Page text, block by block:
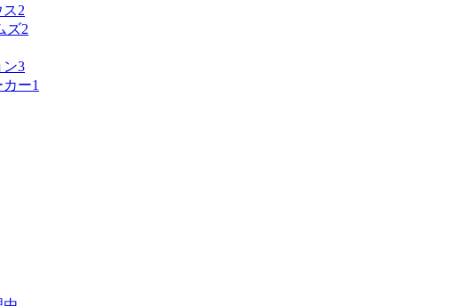
2
ズ2
ン3
カー1